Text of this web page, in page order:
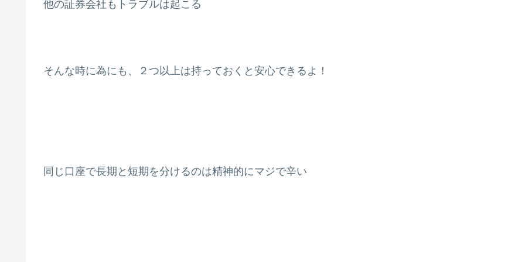
他の証券会社もトラブルは起こる
そんな時に為にも、２つ以上は持っておくと安心できるよ！
同じ口座で長期と短期を分けるのは精神的にマジで辛い